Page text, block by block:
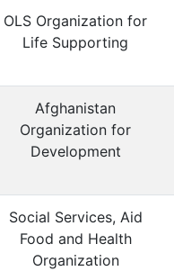
OLS Organization for
Life Supporting
Afghanistan
Organization for
Development
Social Services, Aid
Food and Health
Organization